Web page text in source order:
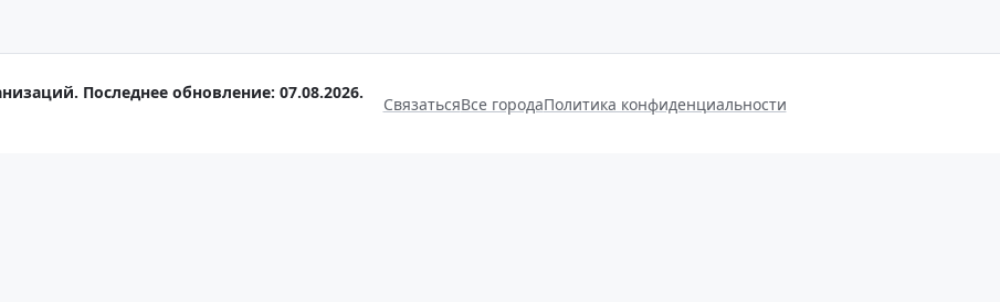
Последнее обновление: 07.08.2026.
СвязатьсяВсе городаПолитика конфиденциальности